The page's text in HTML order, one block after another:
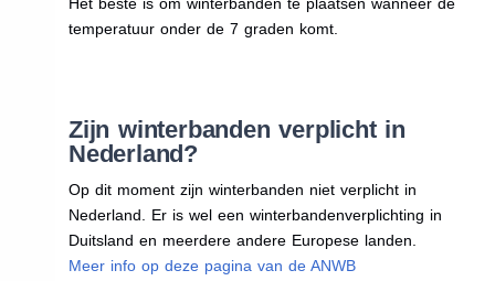
temperatuur onder de 7 graden komt.
Zijn winterbanden verplicht in
Nederland?
Op dit moment zijn winterbanden niet verplicht in
Nederland. Er is wel een winterbandenverplichting in
Duitsland en meerdere andere Europese landen.
Meer info op deze pagina van de ANWB